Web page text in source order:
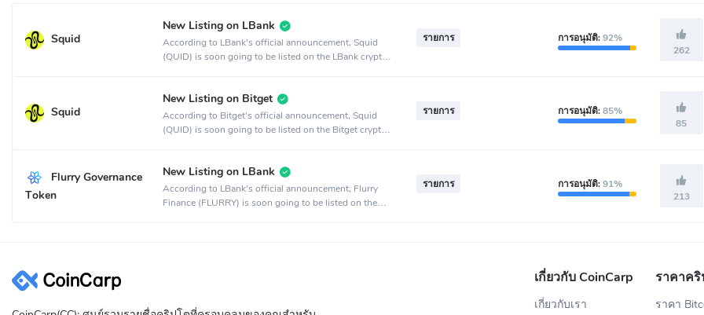
Squid
New Listing on LBank
According to LBank's official announcement, Squid
(QUID) is soon going to be listed on the LBank crypto
รายการ การอนุมัติ:92%
262
Squid
New Listing on Bitget
According to Bitget's official announcement, Squid
(QUID) is soon going to be listed on the Bitget crypto
รายการ การอนุมัติ:85%
85
Flurry Governance
Token
New Listing on LBank
According to LBank's official announcement, Flurry
Finance (FLURRY) is soon going to be listed on the
รายการ การอนุมัติ:91%
213
เกี่ยวกับ CoinCarp
เกี่ยวกับเรา
ราคาค
ราคา